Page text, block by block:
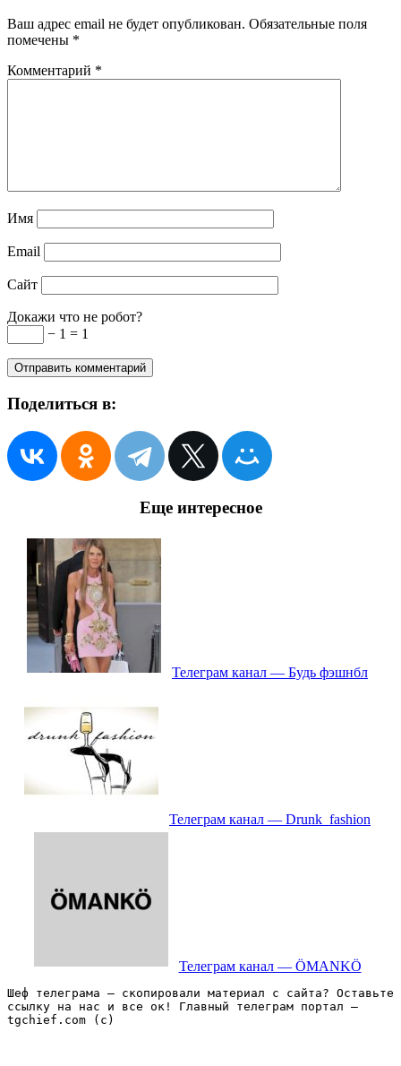
Ваш адрес email не будет опубликован. Обязательные поля
помечены *
Комментарий *
Имя
Email
Сайт
Докажи что не робот?
− 1 = 1
Поделиться в:
Еще интересное
Телеграм канал — Будь фэшнбл
Телеграм канал — Drunk_fashion
Телеграм канал — ÖMANKÖ
Шеф телеграма – скопировали материал с сайта? Оставьте
ссылку на нас и все ок! Главный телеграм портал –